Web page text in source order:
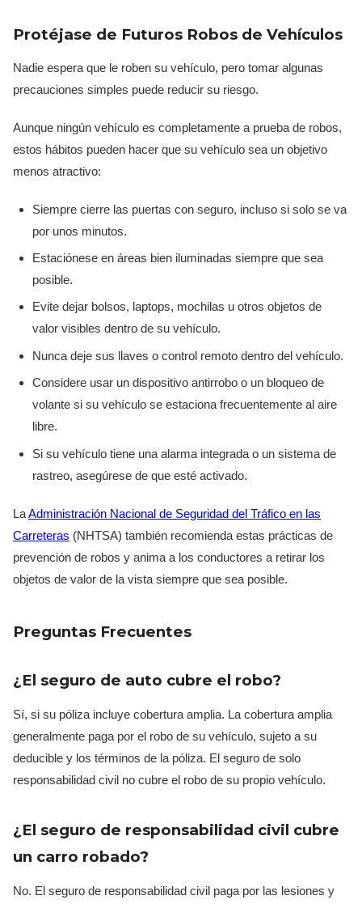
Protéjase de Futuros Robos de Vehículos
Nadie espera que le roben su vehículo, pero tomar algunas
precauciones simples puede reducir su riesgo.
Aunque ningún vehículo es completamente a prueba de robos,
estos hábitos pueden hacer que su vehículo sea un objetivo
menos atractivo:
Siempre cierre las puertas con seguro, incluso si solo se va
por unos minutos.
Estaciónese en áreas bien iluminadas siempre que sea
posible.
Evite dejar bolsos, laptops, mochilas u otros objetos de
valor visibles dentro de su vehículo.
Nunca deje sus llaves o control remoto dentro del vehículo.
Considere usar un dispositivo antirrobo o un bloqueo de
volante si su vehículo se estaciona frecuentemente al aire
libre.
Si su vehículo tiene una alarma integrada o un sistema de
rastreo, asegúrese de que esté activado.
LaAdministración Nacional de Seguridad del Tráfico en las
Carreteras (NHTSA) también recomienda estas prácticas de
prevención de robos y anima a los conductores a retirar los
objetos de valor de la vista siempre que sea posible.
Preguntas Frecuentes
¿El seguro de auto cubre el robo?
Sí, si su póliza incluye cobertura amplia. La cobertura amplia
generalmente paga por el robo de su vehículo, sujeto a su
deducible y los términos de la póliza. El seguro de solo
responsabilidad civil no cubre el robo de su propio vehículo.
¿El seguro de responsabilidad civil cubre
un carro robado?
No. El seguro de responsabilidad civil paga por las lesiones y